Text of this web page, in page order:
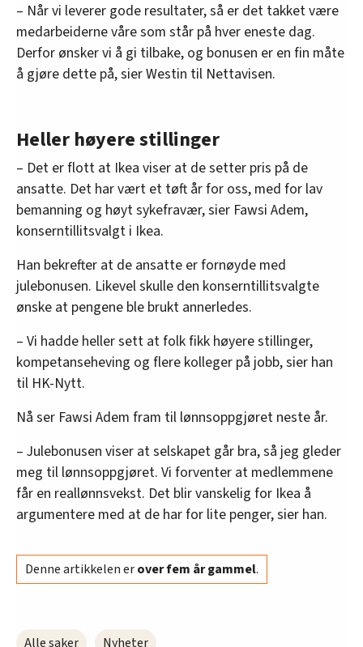
– Når vi leverer gode resultater, så er det takket være
medarbeiderne våre som står på hver eneste dag.
Derfor ønsker vi å gi tilbake, og bonusen er en fin måte
å gjøre dette på, sier Westin til Nettavisen.
Heller høyere stillinger
– Det er flott at Ikea viser at de setter pris på de
ansatte. Det har vært et tøft år for oss, med for lav
bemanning og høyt sykefravær, sier Fawsi Adem,
konserntillitsvalgt i Ikea.
Han bekrefter at de ansatte er fornøyde med
julebonusen. Likevel skulle den konserntillitsvalgte
ønske at pengene ble brukt annerledes.
– Vi hadde heller sett at folk fikk høyere stillinger,
kompetanseheving og flere kolleger på jobb, sier han
til HK-Nytt.
Nå ser Fawsi Adem fram til lønnsoppgjøret neste år.
– Julebonusen viser at selskapet går bra, så jeg gleder
meg til lønnsoppgjøret. Vi forventer at medlemmene
får en reallønnsvekst. Det blir vanskelig for Ikea å
argumentere med at de har for lite penger, sier han.
Denne artikkelen erover fem år gammel.
Alle saker Nyheter